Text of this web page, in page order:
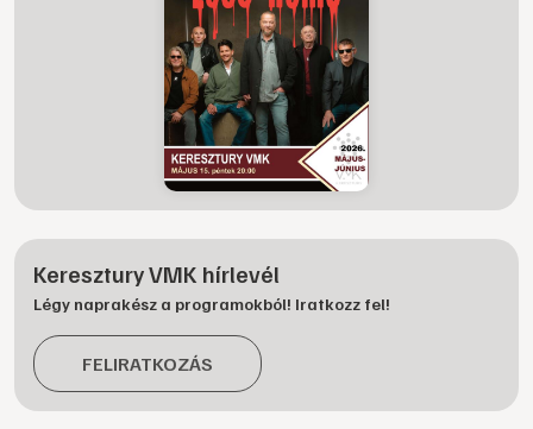
Keresztury VMK hírlevél
Légy naprakész a programokból! Iratkozz fel!
FELIRATKOZÁS